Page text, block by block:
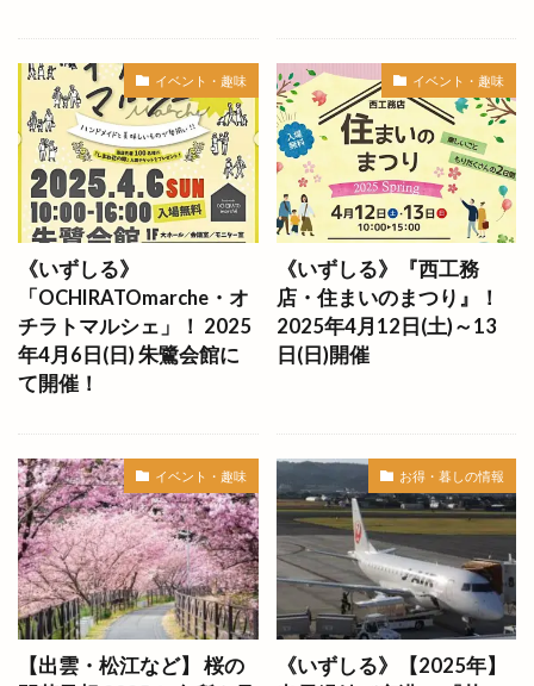
デート
トキ トクトクきっぷ
トクバイ
トビ
トムＴＯＭファーム
トヨタレンタリース
トライアル
トランポリン
トリミング
トリ吉印のきいろいお店
トレース
トーアマート
トータルビューティーサロン
ドキュメント72時間
ドッグスパ
ドッグラン
ドッチボール
ドトールコーヒー
ドミノピザ
ドミノピザ出雲店
ドミノピザ松江島大店
ドーナッツ
ドーナツ
ドーム店
ナナイロイズ クレープ
ナマステインディア
ナンバ
ニューインテリア
ニューウェルシティ
ニューオーリンズ
ヌードルツアーズ
ネイチャーサロン
ネットスーパー
ハイパーフィット
ハイパーフィット24
ハイパーフィット24 東出雲店
ハイブリッド
イベント・趣味
《いずしる》
「OCHIRATOmarche・オ
チラトマルシェ」！ 2025
年4月6日(日) 朱鷺会館に
て開催！
イベント・趣味
《いずしる》『西工務
店・住まいのまつり』！
2025年4月12日(土)～13
日(日)開催
イベント・趣味
【出雲・松江など】 桜の
お得・暮しの情報
《いずしる》【2025年】